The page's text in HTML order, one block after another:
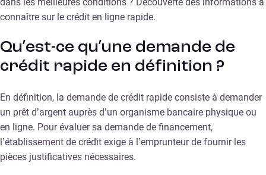
connaître sur le crédit en ligne rapide.
Qu’est-ce qu’une demande de
crédit rapide en définition ?
En définition, la demande de crédit rapide consiste à demander
un prêt d’argent auprès d’un organisme bancaire physique ou
en ligne. Pour évaluer sa demande de financement,
l’établissement de crédit exige à l’emprunteur de fournir les
pièces justificatives nécessaires.